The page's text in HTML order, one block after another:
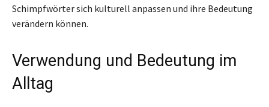
Schimpfwörter sich kulturell anpassen und ihre Bedeutung
verändern können.
Verwendung und Bedeutung im
Alltag